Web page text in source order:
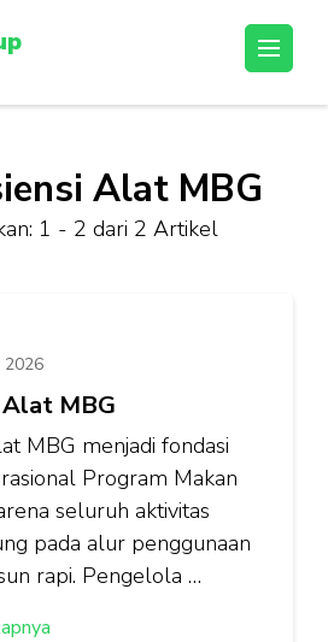
Alat MBG
1 - 2 dari 2 Artikel
2026
MBG
MBG menjadi fondasi
Program Makan
seluruh aktivitas
pada alur penggunaan
rapi. Pengelola …